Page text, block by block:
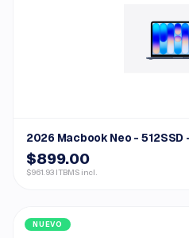
2026 Macbook Neo - 512SSD
$899.00
$961.93 ITBMS incl.
NUEVO